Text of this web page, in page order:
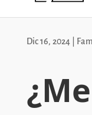
Dic 16, 2024|